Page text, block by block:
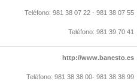
Teléfono: 981 38 07 22 - 981 38 07 55
Teléfono: 981 39 70 41
http://www.banesto.es
Teléfono: 981 38 38 00- 981 38 38 99